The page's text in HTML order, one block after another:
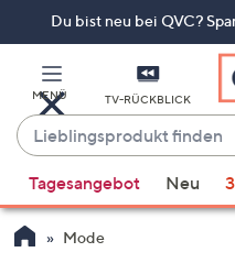
Du bist neu bei QVC?
MENÜ TV-RÜCKBLICK
Lieblingsprodukt
finden
Vorschläge
verfügbar
sind,
Tagesangebot Neu
Mode